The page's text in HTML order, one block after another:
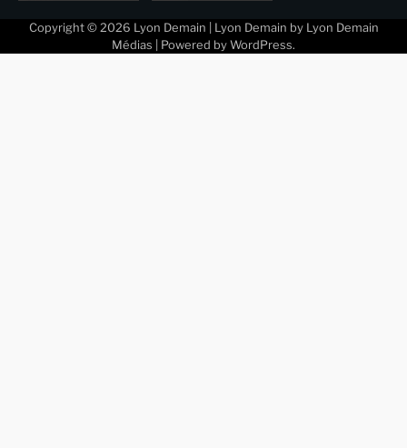
Copyright © 2026 Lyon Demain | Lyon Demain by Lyon Demain
Médias | Powered by WordPress.